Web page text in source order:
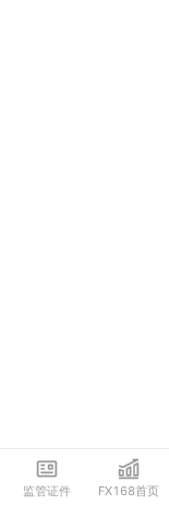
监管证件 FX168首页